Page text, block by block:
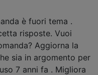
è fuori tema .
risposte. Vuoi
Aggiorna la
sia in argomento per
7 anni fa . Migliora